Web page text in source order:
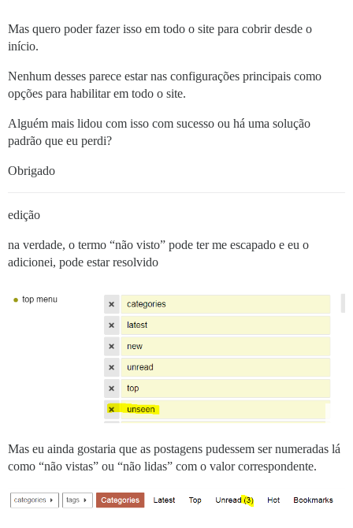
Mas quero poder fazer isso em todo o site para cobrir desde o
início.
Nenhum desses parece estar nas configurações principais como
opções para habilitar em todo o site.
Alguém mais lidou com isso com sucesso ou há uma solução
padrão que eu perdi?
Obrigado
edição
na verdade, o termo “não visto” pode ter me escapado e eu o
adicionei, pode estar resolvido
Mas eu ainda gostaria que as postagens pudessem ser numeradas lá
como “não vistas” ou “não lidas” com o valor correspondente.